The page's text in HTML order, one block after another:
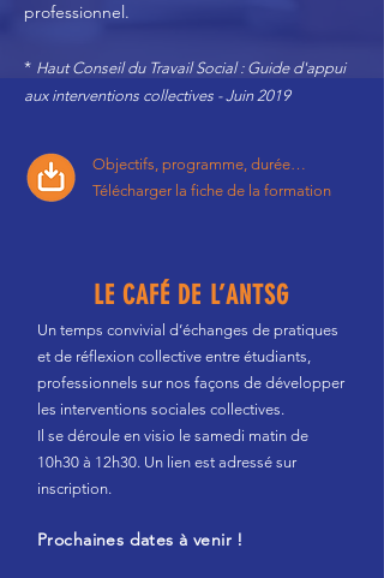
professionnel.
* Haut Conseil du Travail Social : Guide d'appui
aux interventions collectives - Juin 2019
Objectifs, programme, durée…
Télécharger la fiche de la formation
LE CAFÉ DE L’ANTSG
Un temps convivial d’échanges de pratiques
et de réflexion collective entre étudiants,
professionnels sur nos façons de développer
les interventions sociales collectives.
Il se déroule en visio le samedi matin de
10h30 à 12h30. Un lien est adressé sur
inscription.
Prochaines dates à venir !